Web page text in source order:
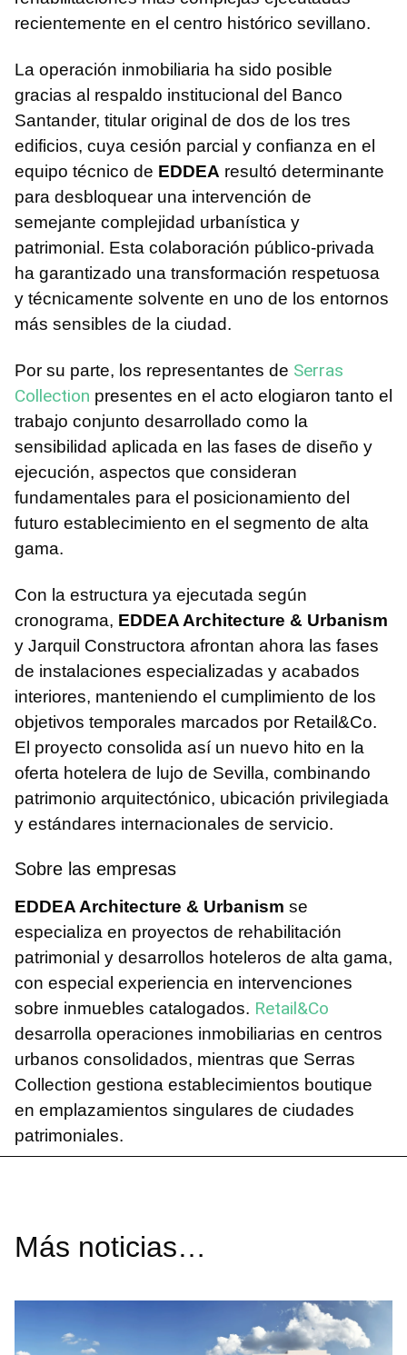
recientemente en el centro histórico sevillano.
La operación inmobiliaria ha sido posible
gracias al respaldo institucional del Banco
Santander, titular original de dos de los tres
edificios, cuya cesión parcial y confianza en el
equipo técnico de EDDEA resultó determinante
para desbloquear una intervención de
semejante complejidad urbanística y
patrimonial. Esta colaboración público-privada
ha garantizado una transformación respetuosa
y técnicamente solvente en uno de los entornos
más sensibles de la ciudad.
Por su parte, los representantes de Serras
Collection presentes en el acto elogiaron tanto el
trabajo conjunto desarrollado como la
sensibilidad aplicada en las fases de diseño y
ejecución, aspectos que consideran
fundamentales para el posicionamiento del
futuro establecimiento en el segmento de alta
gama.
Con la estructura ya ejecutada según
cronograma, EDDEA Architecture & Urbanism
y Jarquil Constructora afrontan ahora las fases
de instalaciones especializadas y acabados
interiores, manteniendo el cumplimiento de los
objetivos temporales marcados por Retail&Co.
El proyecto consolida así un nuevo hito en la
oferta hotelera de lujo de Sevilla, combinando
patrimonio arquitectónico, ubicación privilegiada
y estándares internacionales de servicio.
Sobre las empresas
EDDEA Architecture & Urbanism se
especializa en proyectos de rehabilitación
patrimonial y desarrollos hoteleros de alta gama,
con especial experiencia en intervenciones
sobre inmuebles catalogados. Retail&Co
desarrolla operaciones inmobiliarias en centros
urbanos consolidados, mientras que Serras
Collection gestiona establecimientos boutique
en emplazamientos singulares de ciudades
patrimoniales.
Más noticias…